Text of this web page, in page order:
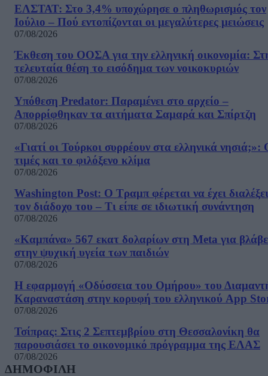
ΕΛΣΤΑΤ: Στο 3,4% υποχώρησε ο πληθωρισμός τον
Ιούλιο – Πού εντοπίζονται οι μεγαλύτερες μειώσεις
07/08/2026
Έκθεση του ΟΟΣΑ για την ελληνική οικονομία:
τελευταία θέση το εισόδημα των νοικοκυριών
07/08/2026
Υπόθεση Predator: Παραμένει στο αρχείο –
Απορρίφθηκαν τα αιτήματα Σαμαρά και Σπίρτζη
07/08/2026
«Γιατί οι Τούρκοι συρρέουν στα ελληνικά νησιά;»:
τιμές και το φιλόξενο κλίμα
07/08/2026
Washington Post: Ο Τραμπ φέρεται να έχει διαλέξει
τον διάδοχο του – Τι είπε σε ιδιωτική συνάντηση
07/08/2026
«Καμπάνα» 567 εκατ δολαρίων στη Meta για
στην ψυχική υγεία των παιδιών
07/08/2026
Η εφαρμογή «Οδύσσεια του Ομήρου» του
Καραναστάση στην κορυφή του ελληνικού App
07/08/2026
Τσίπρας: Στις 2 Σεπτεμβρίου στη Θεσσαλονίκη θα
παρουσιάσει το οικονομικό πρόγραμμα της ΕΛΑΣ
07/08/2026
ΔΗΜΟΦΙΛΗ